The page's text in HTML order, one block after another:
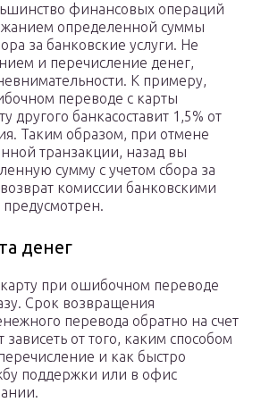
финансовых операций
определенной суммы
за банковские услуги. Не
и перечисление денег,
К примеру,
переводе с карты
другого банкасоставит 1,5% от
Таким образом, при отмене
транзакции, назад вы
сумму с учетом сбора за
возврат комиссии банковскими
денег
при ошибочном переводе
Срок возвращения
перевода обратно на счет
зависеть от того, каким способом
и как быстро
поддержки или в офис